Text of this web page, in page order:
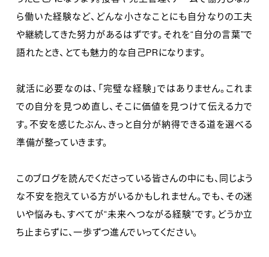
ら働いた経験など、どんな小さなことにも自分なりの工夫
や継続してきた努力があるはずです。それを“自分の言葉”で
語れたとき、とても魅力的な自己PRになります。
就活に必要なのは、「完璧な経験」ではありません。これま
での自分を見つめ直し、そこに価値を見つけて伝える力で
す。不安を感じたぶん、きっと自分が納得できる道を選べる
準備が整っていきます。
このブログを読んでくださっている皆さんの中にも、同じよう
な不安を抱えている方がいるかもしれません。でも、その迷
いや悩みも、すべてが“未来へつながる経験”です。どうか立
ち止まらずに、一歩ずつ進んでいってください。